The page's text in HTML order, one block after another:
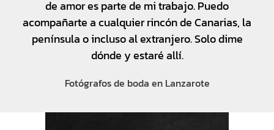
de amor es parte de mi trabajo. Puedo
acompañarte a cualquier rincón de Canarias, la
península o incluso al extranjero. Solo dime
dónde y estaré allí.
Fotógrafos de boda en Lanzarote